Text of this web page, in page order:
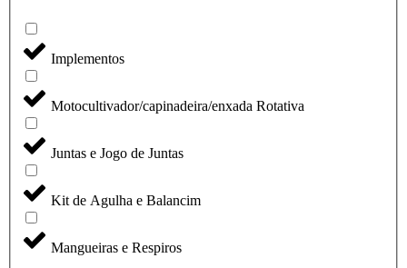
Implementos
Motocultivador/capinadeira/enxada Rotativa
Juntas e Jogo de Juntas
Kit de Agulha e Balancim
Mangueiras e Respiros